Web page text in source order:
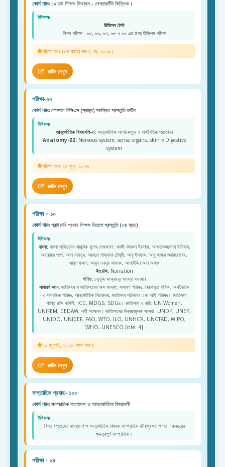
কোর্স নামঃ ১৯ তম শিক্ষক নিবন্ধন - লেকচারশীট ভিত্তিক।
টপিকসঃ
রিভিশন টেস্ট
বিগত পরীক্ষা - ৮৫, ৮৬, ৮৭, ৮৮ ও ৮৯ এর উপর রিভিশন পরীক্ষা
পরীক্ষা শুরুঃ (৫ম ব্যাচ) শুরু ৫ মে, ২০২৬।
রুটিন দেখুন
পরীক্ষা-২২
কোর্স নামঃ স্পেশাল বিসিএস (স্বাস্থ্য) সমন্বিত প্রস্তুতি রুটিন
টপিকসঃ
আন্তর্জাতিক বিষয়াবলি-৩: আন্তর্জাতিক সংগঠনসমূহ ও অর্থনৈতিক প্রতিষ্ঠান
Anatomy-02:Nervous system, sense organs, skin ও Digestive
system
পরীক্ষা শুরুঃ ২৫ জুন, ২০২৬
রুটিন দেখুন
পরীক্ষা – ১০
কোর্স নামঃ প্রাইমারি প্রধান শিক্ষক নিয়োগ প্রস্তুতি (৩য় ব্যাচ)
টপিকসঃ
বাংলা:বাংলা সাহিত্যের আধুনিক যুগের লেখকগণ: কাজী নজরুল ইসলাম, আখতারুজ্জামান ইলিয়াস,
আনোয়ার পাশা, আল মাহমুদ, আবদুল গাফ্ফার চৌধুরী, আবু ইসহাক, আবু জাফর ওবায়দুল্লাহ,
আবুল ফজল, আবুল মনসুর আহমদ, আলাউদ্দিন আল আজাদ
ইংরেজি:Narration
গণিত: চতুর্ভুজ সংক্রান্ত সমস্যা সমাধান
সাধারণ জ্ঞান: জাতিসংঘ ও জাতিসংঘের অঙ্গ সংস্থা: সাধারণ পরিষদ, নিরাপত্তা পরিষদ, অর্থনৈতিক
ও সামাজিক পরিষদ, আন্তর্জাতিক বিচারালয়, জাতিসংঘ সচিবালয় এবং অছি পরিষদ। জাতিসংঘ
শান্তি রক্ষি বাহিনী, ICC, MDGS, SDGs। জাতিসংঘ ও নারী: UN Women,
UNIFEM, CEDAW, নারী সম্মেলন। জাতিসংঘের উন্নয়নমূলক সংস্থা: UNDP, UNEP,
UNIDO, UNICEF, FAO, WTO, ILO, UNHCR, UNCTAD, WIPO,
WHO, UNESCO.[cite: 4]
১০ জুলাই, ২০২৬ থেকে শুরু।
রুটিন দেখুন
সাপ্তাহিক প্রবাহ- ১০৮
কোর্স নামঃ সাম্প্রতিক বাংলাদেশ ও আন্তর্জাতিক বিষয়াবলী
টপিকসঃ
বিগত সপ্তাহের বাংলাদেশ ও আন্তর্জাতিক বিষয়ক সাম্প্রতিক ঘটনাপ্রবাহ ও গত একবছরের
গুরুত্বপূর্ণ সাম্প্রতিক।
পরীক্ষা - ০৪